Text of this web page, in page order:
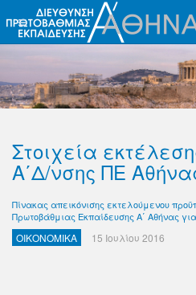
Στοιχεία
Α΄Δ/νσης ΠΕ
Πίνακας απεικόνισης εκτελούμενου
Πρωτοβάθμιας Εκπαίδευσης Α΄ Αθήνας για
ΟΙΚΟΝΟΜΙΚΑ 15 Ιουλίου 2016